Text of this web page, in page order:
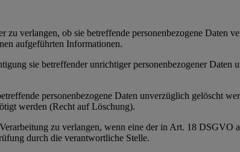
verlangen, ob sie betreffende personenbezogene Daten
aufgeführten Informationen.
sie betreffender unrichtiger personenbezogener
personenbezogene Daten unverzüglich gelöscht
werden (Recht auf Löschung).
zu verlangen, wenn eine der in Art. 18 DSGVO
durch die verantwortliche Stelle.